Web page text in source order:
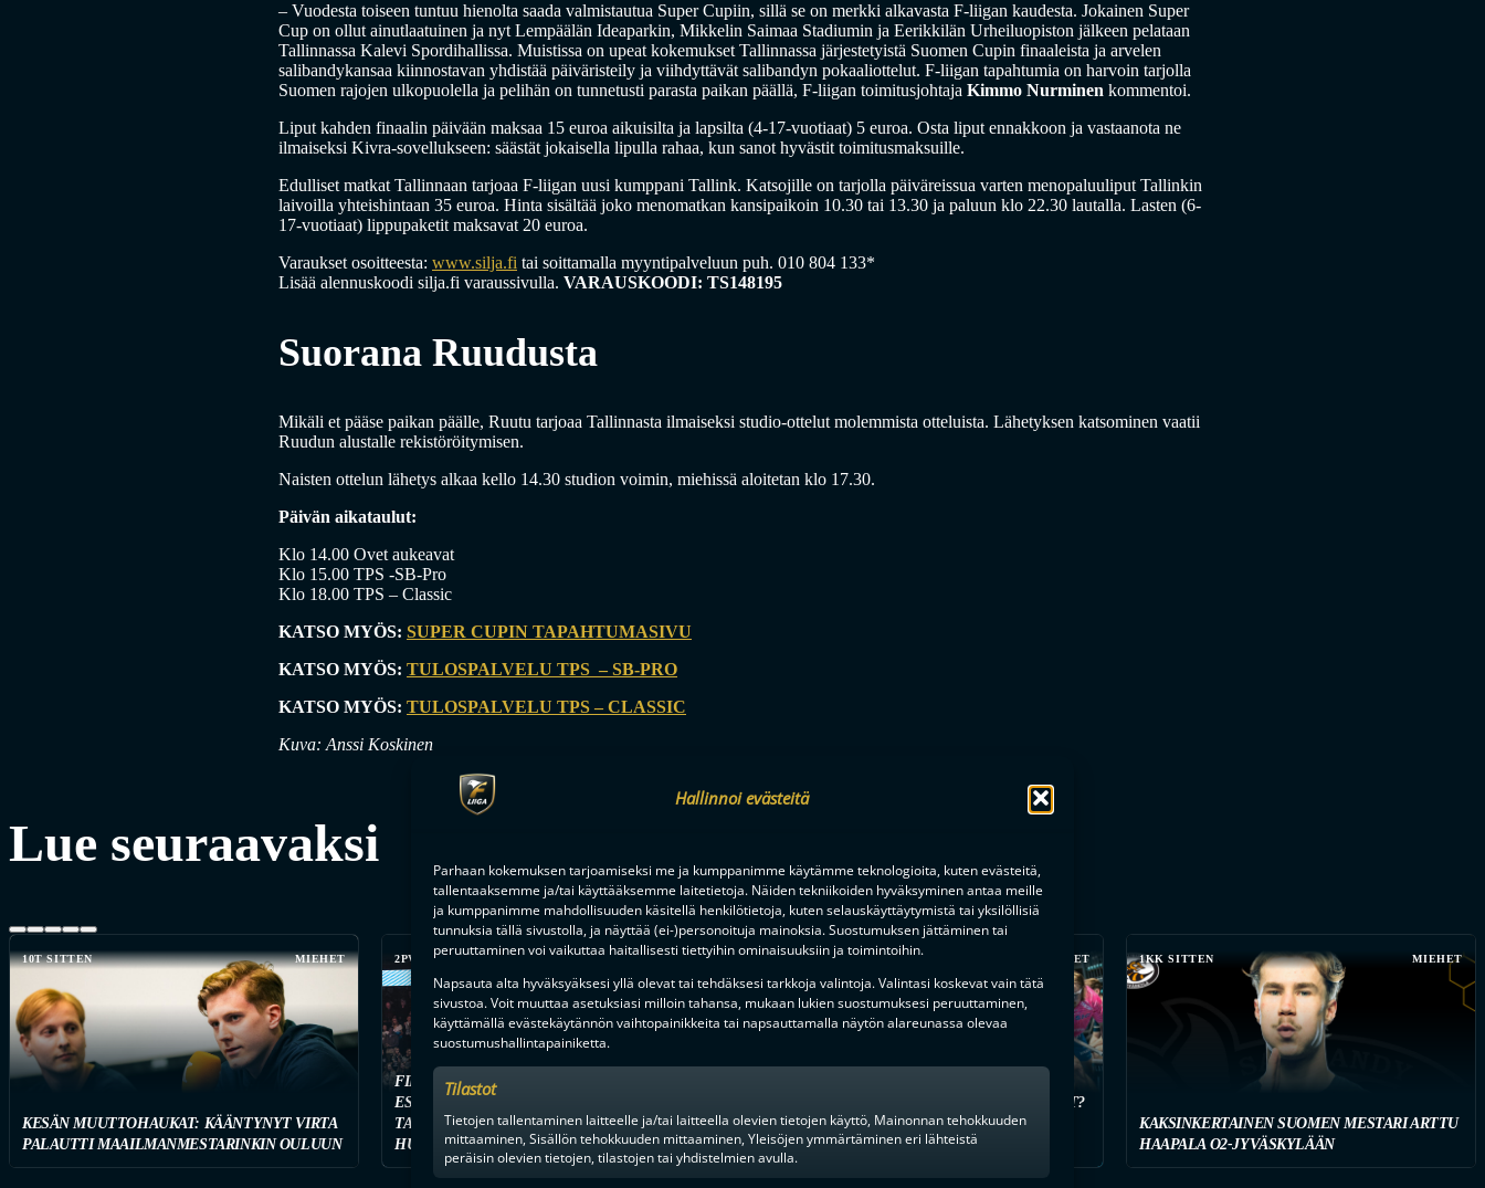
Hallinnoi evästeitä
Parhaan kokemuksen tarjoamiseksi me ja kumppanimme käytämme teknologioita, kuten evästeitä,
tallentaaksemme ja/tai käyttääksemme laitetietoja. Näiden tekniikoiden hyväksyminen antaa meille
ja kumppanimme mahdollisuuden käsitellä henkilötietoja, kuten selauskäyttäytymistä tai yksilöllisiä
tunnuksia tällä sivustolla, ja näyttää (ei-)personoituja mainoksia. Suostumuksen jättäminen tai
peruuttaminen voi vaikuttaa haitallisesti tiettyihin ominaisuuksiin ja toimintoihin.
Napsauta alta hyväksyäksesi yllä olevat tai tehdäksesi tarkkoja valintoja. Valintasi koskevat vain tätä
sivustoa. Voit muuttaa asetuksiasi milloin tahansa, mukaan lukien suostumuksesi peruuttaminen,
käyttämällä evästekäytännön vaihtopainikkeita tai napsauttamalla näytön alareunassa olevaa
suostumushallintapainiketta.
Tilastot
Tietojen tallentaminen laitteelle ja/tai laitteella olevien tietojen käyttö, Mainonnan tehokkuuden
mittaaminen, Sisällön tehokkuuden mittaaminen, Yleisöjen ymmärtäminen eri lähteistä
peräisin olevien tietojen, tilastojen tai yhdistelmien avulla.
– Vuodesta toiseen tuntuu hienolta saada valmistautua Super Cupiin, sillä se on merkki alkavasta F-liigan kaudesta. Jokainen Super
Cup on ollut ainutlaatuinen ja nyt Lempäälän Ideaparkin, Mikkelin Saimaa Stadiumin ja Eerikkilän Urheiluopiston jälkeen pelataan
Tallinnassa Kalevi Spordihallissa. Muistissa on upeat kokemukset Tallinnassa järjestetyistä Suomen Cupin finaaleista ja arvelen
salibandykansaa kiinnostavan yhdistää päiväristeily ja viihdyttävät salibandyn pokaaliottelut. F-liigan tapahtumia on harvoin tarjolla
Suomen rajojen ulkopuolella ja pelihän on tunnetusti parasta paikan päällä, F-liigan toimitusjohtaja Kimmo Nurminen kommentoi.
Liput kahden finaalin päivään maksaa 15 euroa aikuisilta ja lapsilta (4-17-vuotiaat) 5 euroa. Osta liput ennakkoon ja vastaanota ne
ilmaiseksi Kivra-sovellukseen: säästät jokaisella lipulla rahaa, kun sanot hyvästit toimitusmaksuille.
Edulliset matkat Tallinnaan tarjoaa F-liigan uusi kumppani Tallink. Katsojille on tarjolla päiväreissua varten menopaluuliput Tallinkin
laivoilla yhteishintaan 35 euroa. Hinta sisältää joko menomatkan kansipaikoin 10.30 tai 13.30 ja paluun klo 22.30 lautalla. Lasten (6-
17-vuotiaat) lippupaketit maksavat 20 euroa.
Varaukset osoitteesta: www.silja.fi tai soittamalla myyntipalveluun puh. 010 804 133*
Lisää alennuskoodi silja.fi varaussivulla. VARAUSKOODI: TS148195
Suorana Ruudusta
Mikäli et pääse paikan päälle, Ruutu tarjoaa Tallinnasta ilmaiseksi studio-ottelut molemmista otteluista. Lähetyksen katsominen vaatii
Ruudun alustalle rekistöröitymisen.
Naisten ottelun lähetys alkaa kello 14.30 studion voimin, miehissä aloitetan klo 17.30.
Päivän aikataulut:
Klo 14.00 Ovet aukeavat
Klo 15.00 TPS -SB-Pro
Klo 18.00 TPS – Classic
KATSO MYÖS: SUPER CUPIN TAPAHTUMASIVU
KATSO MYÖS: TULOSPALVELU TPS – SB-PRO
KATSO MYÖS: TULOSPALVELU TPS – CLASSIC
Kuva: Anssi Koskinen
Lue seuraavaksi
10T SITTEN MIEHET
KESÄN MUUTTOHAUKAT: KÄÄNTYNYT VIRTA
PALAUTTI MAAILMANMESTARINKIN OULUUN
2PV SITTEN MIEHET
FINAALIUUSINTA PORISSA, HUIPPUPELEJÄ
ESPOOSSA – F-LIIGAN PRESEASON
TARJOILEE TUHDIN KATTAUKSEN
HUIPPUVIIHDETTÄ
3PV SITTEN MIEHET
KETKÄ OVAT KESÄN KOVIMMAT HANKINNAT?
SEURAA TÄSTÄ SEUROJEN JULKAISTUJA
SOPIMUSTILANTEITA
1KK SITTEN MIEHET
KAKSINKERTAINEN SUOMEN MESTARI ARTTU
HAAPALA O2-JYVÄSKYLÄÄN